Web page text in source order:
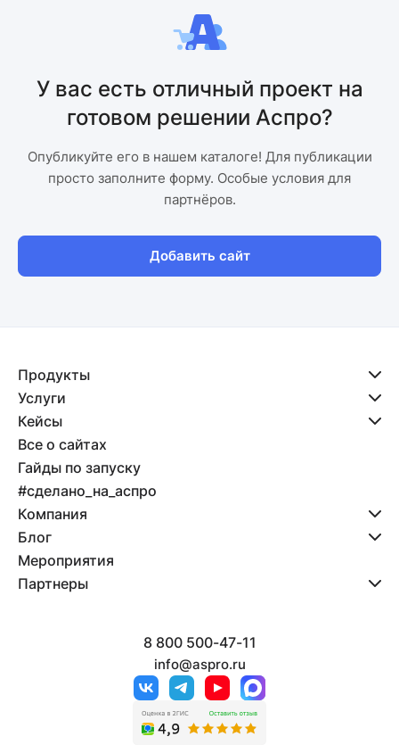
У вас есть отличный проект на
готовом решении Аспро?
Опубликуйте его в нашем каталоге! Для публикации
просто заполните форму. Особые условия для
партнёров.
Добавить сайт
Продукты
Услуги
Кейсы
Все о сайтах
Гайды по запуску
#сделано_на_аспро
Компания
Блог
Мероприятия
Партнеры
8 800 500-47-11
info@aspro.ru